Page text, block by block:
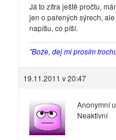
Já to zítra ještě pročtu,
jen o pařených sýrech,
napíšu, co píší.
"Bože, dej mi prosím
19.11.2011 v 20:47
Anonymní
Neaktivní